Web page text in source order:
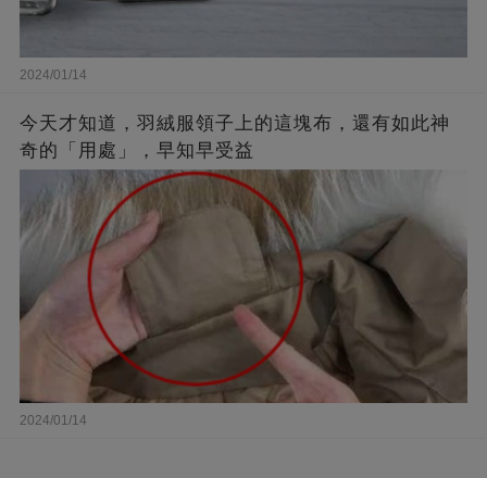
2024/01/14
今天才知道，羽絨服領子上的這塊布，還有如此神
奇的「用處」，早知早受益
2024/01/14